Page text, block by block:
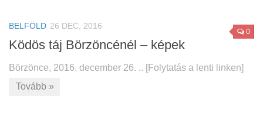
0
BELFÖLD 26 DEC, 2016
Ködös táj Börzöncénél – képek
Börzönce, 2016. december 26. .. [Folytatás a lenti linken]
Tovább »